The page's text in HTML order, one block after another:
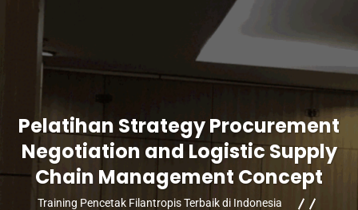
Pelatihan Strategy Procurement
Negotiation and Logistic Supply
Chain Management Concept
Training Pencetak Filantropis Terbaik di Indonesia